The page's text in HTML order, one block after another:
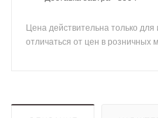
Цена действительна только
отличаться от цен в розничных